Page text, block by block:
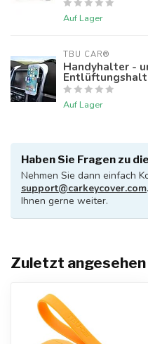
Auf Lager
TBU CAR®
Handyhalter -
Auf Lager
Haben Sie Fragen zu
Nehmen Sie dann einfach
support@carkeycover.com
Ihnen gerne weiter.
Zuletzt angesehen